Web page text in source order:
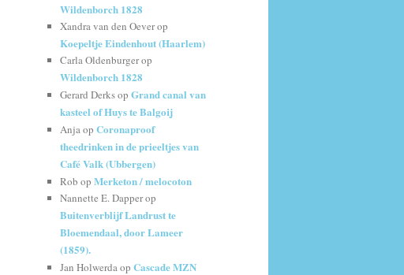
Wildenborch 1828
Xandra van den Oeverop
Koepeltje Eindenhout (Haarlem)
Carla Oldenburgerop
Wildenborch 1828
Gerard Derksop Grand canal van
kasteel of Huys te Balgoij
Anjaop Coronaproof
theedrinken in de prieeltjes van
Café Valk (Ubbergen)
Rob op Merketon / melocoton
Nannette E. Dapperop
Buitenverblijf Landrust te
Bloemendaal, door Lameer
(1859).
Jan Holwerdaop Cascade MZN